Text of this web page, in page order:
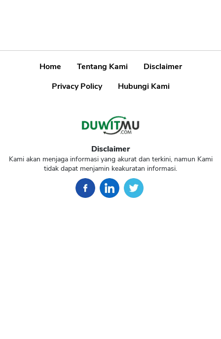
Home Tentang Kami
Disclaimer
Privacy Policy
Hubungi Kami
Disclaimer
Kami akan menjaga informasi yang akurat dan terkini, namun Kami
tidak dapat menjamin keakuratan informasi.